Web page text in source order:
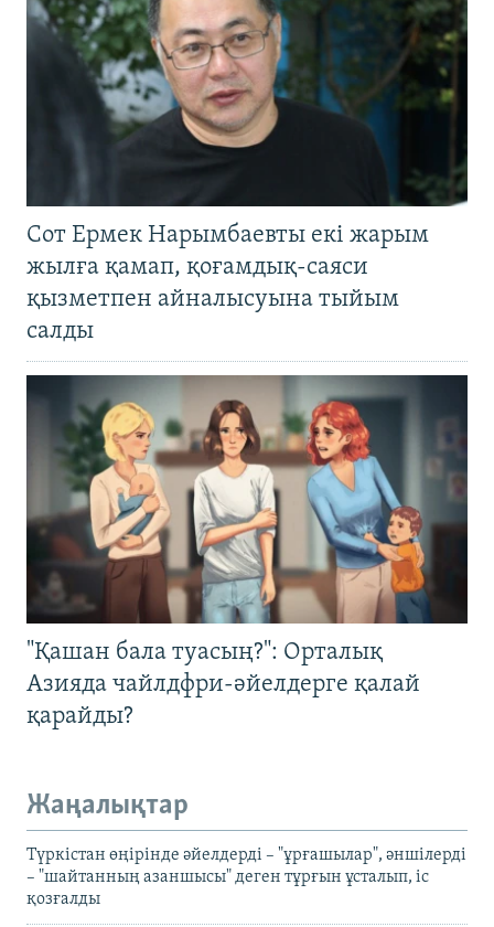
Сот Ермек Нарымбаевты екі жарым
жылға қамап, қоғамдық-саяси
қызметпен айналысуына тыйым
салды
"Қашан бала туасың?": Орталық
Азияда чайлдфри-әйелдерге қалай
қарайды?
Жаңалықтар
Түркістан өңірінде әйелдерді – "ұрғашылар", әншілерді
– "шайтанның азаншысы" деген тұрғын ұсталып, іс
қозғалды